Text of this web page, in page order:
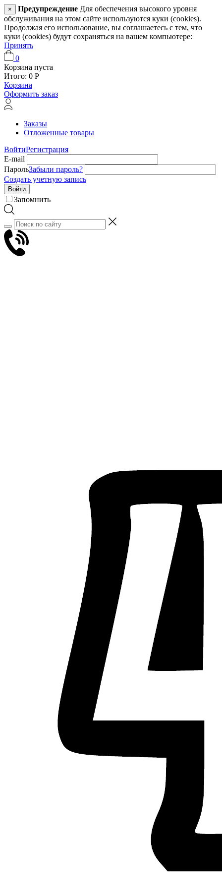
× Предупреждение Для обеспечения высокого уровня
обслуживания на этом сайте используются куки (cookies).
Продолжая его использование, вы соглашаетесь с тем, что
куки (cookies) будут сохраняться на вашем компьютере:
Принять
0
Корзина пуста
Итого: 0 Р
Корзина
Оформить заказ
Заказы
Отложенные товары
ВойтиРегистрация
E-mail
ПарольЗабыли пароль?
Создать учетную запись
Войти
Запомнить